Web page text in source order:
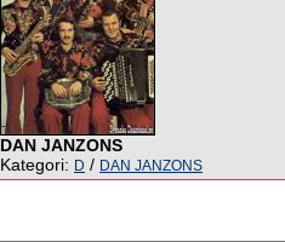
DAN JANZONS
Kategori: D / DAN JANZONS